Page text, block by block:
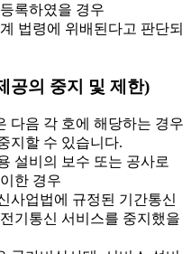
록하였을 경우
법령에 위배된다고 판단되
공의 중지 및 제한)
다음 각 호에 해당하는 경우
지할 수 있습니다.
설비의 보수 또는 공사로
한 경우
사업법에 규정된 기간통신
기통신 서비스를 중지했을